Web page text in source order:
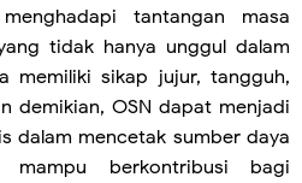
tantangan masa
tidak hanya unggul dalam
memiliki sikap jujur, tangguh,
demikian, OSN dapat menjadi
dalam mencetak sumber daya
mampu berkontribusi bagi